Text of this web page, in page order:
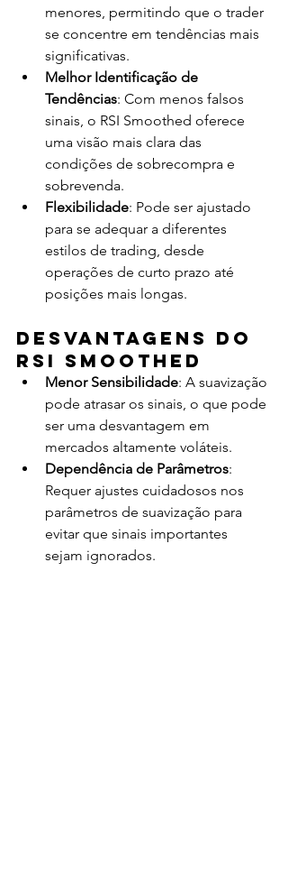
menores, permitindo que o trader
se concentre em tendências mais
significativas.
Melhor Identificação de
Tendências: Com menos falsos
sinais, o RSI Smoothed oferece
uma visão mais clara das
condições de sobrecompra e
sobrevenda.
Flexibilidade: Pode ser ajustado
para se adequar a diferentes
estilos de trading, desde
operações de curto prazo até
posições mais longas.
Desvantagens do
RSI Smoothed
Menor Sensibilidade: A suavização
pode atrasar os sinais, o que pode
ser uma desvantagem em
mercados altamente voláteis.
Dependência de Parâmetros:
Requer ajustes cuidadosos nos
parâmetros de suavização para
evitar que sinais importantes
sejam ignorados.